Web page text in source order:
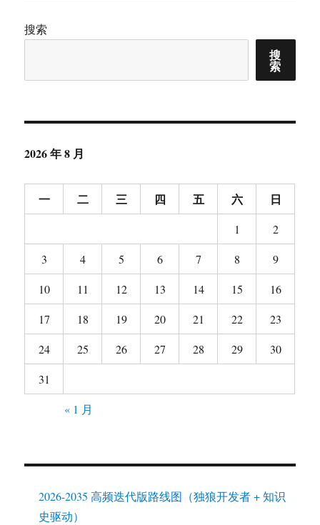
搜索
搜
索
2026 年 8 月
一 二 三 四 五 六 日
1
2
3
4 5 6 7 8
9
10
11 12 13 14 15
16
17
18 19 20 21 22
23
24
25 26 27 28 29
30
31
« 1 月
2026-2035 高频迭代版路线图（独狼开发者 + 知识
史驱动）